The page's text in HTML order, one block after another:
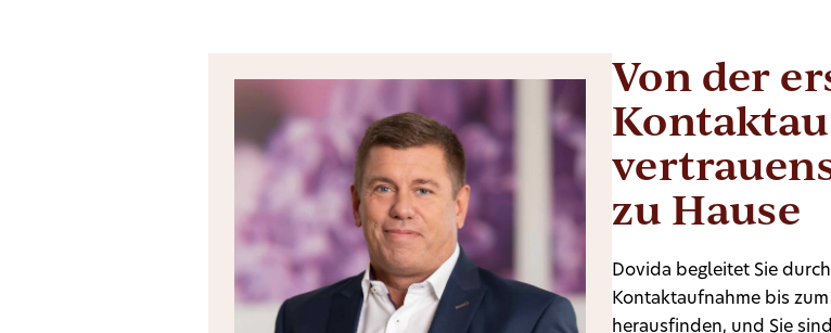
Von der
zu Hause
Dovida begleitet Sie
Kontaktaufnahme bis
herausfinden, und Sie